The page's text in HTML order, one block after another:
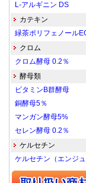
L-アルギニン DS
カテキン
緑茶ポリフェノール
クロム
クロム酵母 0.2％
酵母類
ビタミンB群酵母
銅酵母5％
マンガン酵母5%
セレン酵母 0.2％
ケルセチン
ケルセチン（エンジュ